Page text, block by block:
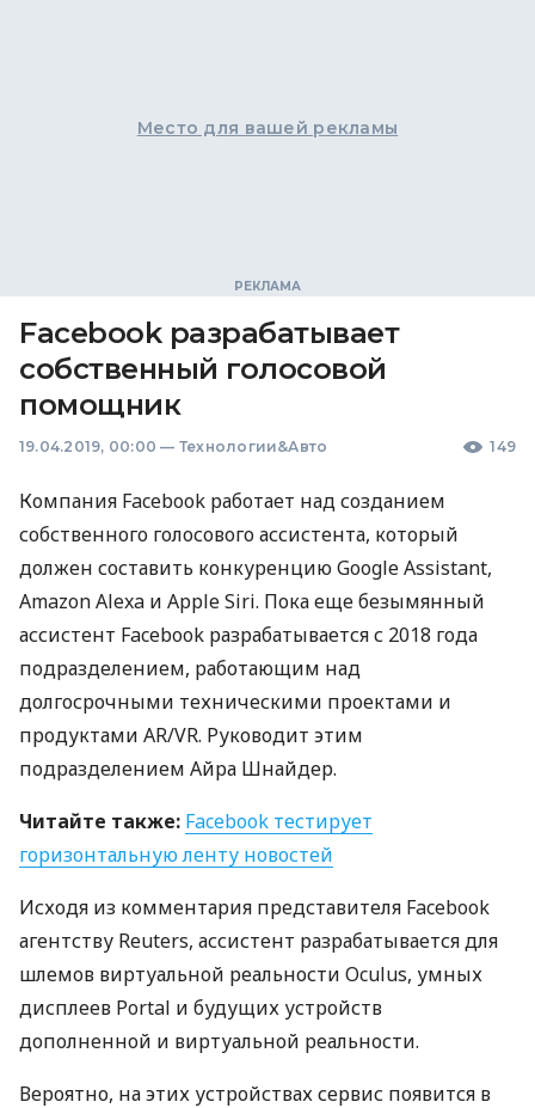
Место для вашей рекламы
Facebook разрабатывает
собственный голосовой
помощник
19.04.2019, 00:00 — Технологии&Авто 149
Компания Facebook работает над созданием
собственного голосового ассистента, который
должен составить конкуренцию Google Assistant,
Amazon Alexa и Apple Siri. Пока еще безымянный
ассистент Facebook разрабатывается с 2018 года
подразделением, работающим над
долгосрочными техническими проектами и
продуктами AR/VR. Руководит этим
подразделением Айра Шнайдер.
Читайте также: Facebook тестирует
горизонтальную ленту новостей
Исходя из комментария представителя Facebook
агентству Reuters, ассистент разрабатывается для
шлемов виртуальной реальности Oculus, умных
дисплеев Portal и будущих устройств
дополненной и виртуальной реальности.
Вероятно, на этих устройствах сервис появится в